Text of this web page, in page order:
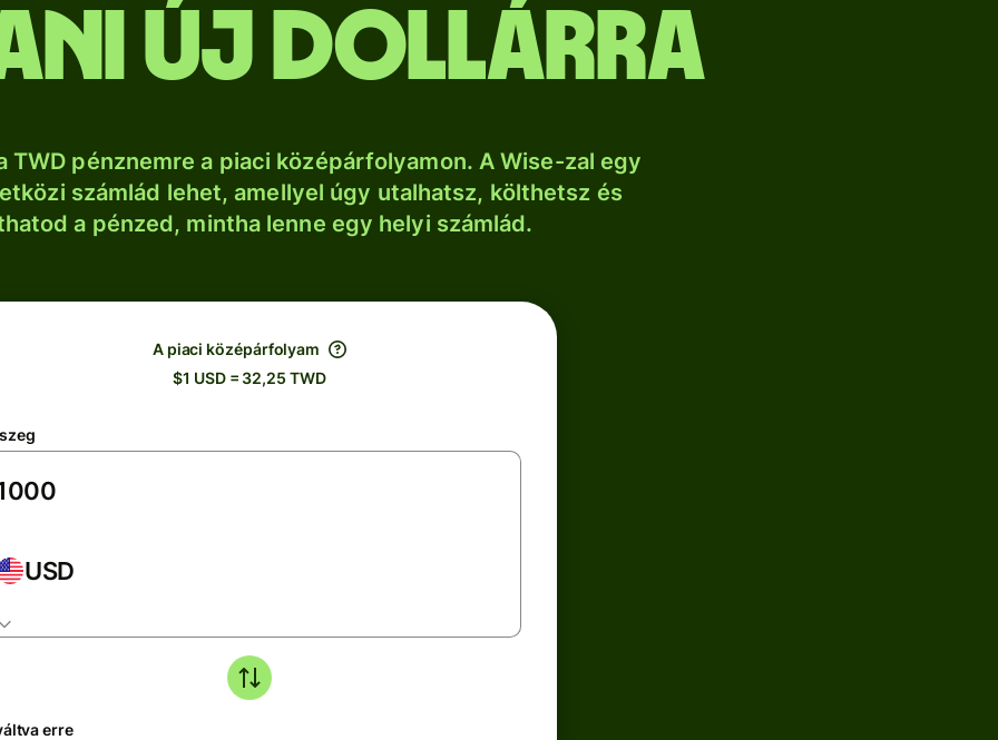
új dollárra
TWD pénznemre a piaci középárfolyamon. A Wise-zal egy
számlád lehet, amellyel úgy utalhatsz, költhetsz és
a pénzed, mintha lenne egy helyi számlád.
A piaci középárfolyam
$1 USD = 32,25 TWD
USD
erre